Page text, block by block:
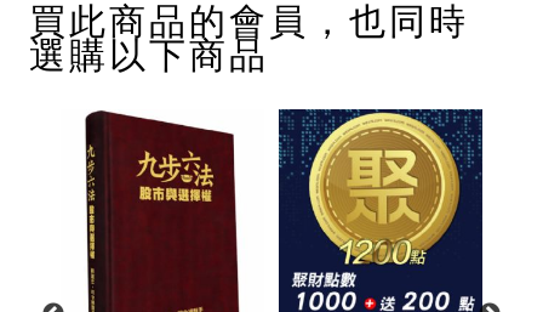
買此商品的會員，也同時
選購以下商品